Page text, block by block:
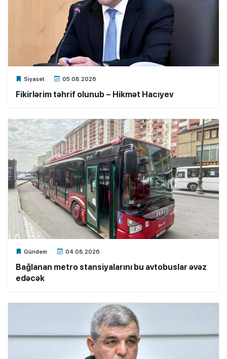
Siyasət 05.08.2026
Xalq.Online
Fikirlərim təhrif olunub – Hikmət Hacıyev
Gündəm 04.08.2026
Xalq.Online
Bağlanan metro stansiyalarını bu avtobuslar əvəz
edəcək